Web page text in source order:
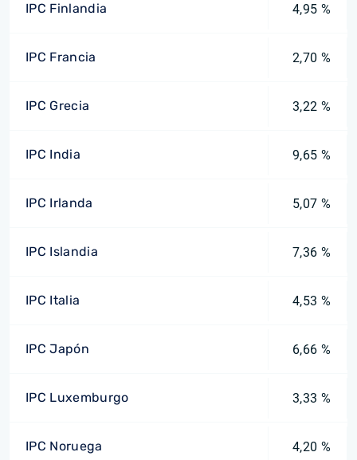
IPC Finlandia 4,95 %
IPC Francia 2,70 %
IPC Grecia 3,22 %
IPC India 9,65 %
IPC Irlanda 5,07 %
IPC Islandia 7,36 %
IPC Italia 4,53 %
IPC Japón 6,66 %
IPC Luxemburgo 3,33 %
IPC Noruega 4,20 %